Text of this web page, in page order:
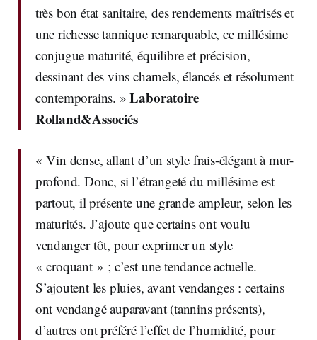
très bon état sanitaire, des rendements maîtrisés et
une richesse tannique remarquable, ce millésime
conjugue maturité, équilibre et précision,
dessinant des vins charnels, élancés et résolument
contemporains. »Laboratoire
Rolland&Associés
« Vin dense, allant d’un style frais-élégant à mur-
profond. Donc, si l’étrangeté du millésime est
partout, il présente une grande ampleur, selon les
maturités. J’ajoute que certains ont voulu
vendanger tôt, pour exprimer un style
« croquant » ; c’est une tendance actuelle.
S’ajoutent les pluies, avant vendanges : certains
ont vendangé auparavant (tannins présents),
d’autres ont préféré l’effet de l’humidité, pour